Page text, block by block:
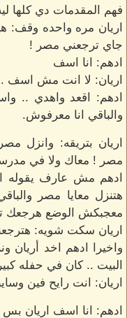
فهم المقدمات دي كلها
اريان مره واحده
جاي ترجعني مصر !
ادهم: انا اسف
اريان: لا انت مش اسف
ادهم: اقعد واهدي ..
والباقي انا معرفوش.
اريان بتريقه:
مصر ! معاك ولا في مدرسه
ادهم مش عارف يقوله
هتنزل معايا مصر
معجبكش الوضع هرجعك
اريان سكت شويه:
واخيرا ادهم اخد
البيت .. كان في حفله
اريان: انت رايح فين
ادهم: انا اسف اريان بس